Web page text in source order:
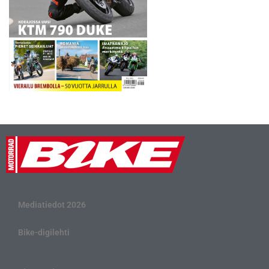
Mediatiedot 2026
Bike-digilehti